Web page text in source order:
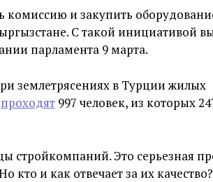
комиссию и закупить
С такой инициативой
парламента 9 марта.
землетрясениях в Турции жилых
проходят 997 человек, из которых
стройкомпаний. Это серьезная
кто и как отвечает за их